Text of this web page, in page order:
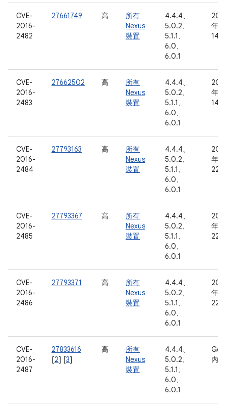
CVE-
2016-
2482
27661749 高
所有
Nexus
裝置
4.4.4、
5.0.2、
5.1.1、
6.0、
6.0.1
年 3
14
CVE-
2016-
2483
27662502 高
所有
Nexus
裝置
4.4.4、
5.0.2、
5.1.1、
6.0、
6.0.1
年 3
14
CVE-
2016-
2484
27793163 高
所有
Nexus
裝置
4.4.4、
5.0.2、
5.1.1、
6.0、
6.0.1
年 3
22
CVE-
2016-
2485
27793367 高
所有
Nexus
裝置
4.4.4、
5.0.2、
5.1.1、
6.0、
6.0.1
年 3
22
CVE-
2016-
2486
27793371 高
所有
Nexus
裝置
4.4.4、
5.0.2、
5.1.1、
6.0、
6.0.1
年 3
22
CVE-
2016-
2487
27833616
[2] [3]
高
所有
Nexus
裝置
4.4.4、
5.0.2、
5.1.1、
6.0、
6.0.1
內部